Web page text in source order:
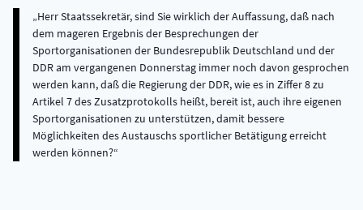
Herr Staatssekretär, sind Sie wirklich der Auffassung, daß nach
dem mageren Ergebnis der Besprechungen der
Sportorganisationen der Bundesrepublik Deutschland und der
DDR am vergangenen Donnerstag immer noch davon gesprochen
werden kann, daß die Regierung der DDR, wie es in Ziffer 8 zu
Artikel 7 des Zusatzprotokolls heißt, bereit ist, auch ihre eigenen
Sportorganisationen zu unterstützen, damit bessere
Möglichkeiten des Austauschs sportlicher Betätigung erreicht
werden können?